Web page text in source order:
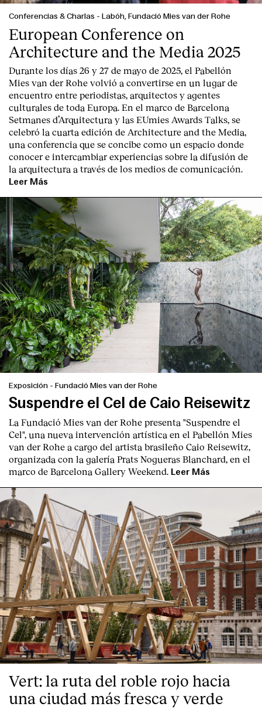
Conferencias & Charlas - Labóh, Fundació Mies van der Rohe
European Conference on
Architecture and the Media 2025
Durante los días 26 y 27 de mayo de 2025, el Pabellón
Mies van der Rohe volvió a convertirse en un lugar de
encuentro entre periodistas, arquitectos y agentes
culturales de toda Europa. En el marco de Barcelona
Setmanes d’Arquitectura y las EUmies Awards Talks, se
celebró la cuarta edición de Architecture and the Media,
una conferencia que se concibe como un espacio donde
conocer e intercambiar experiencias sobre la difusión de
la arquitectura a través de los medios de comunicación.
Leer Más
Exposición - Fundació Mies van der Rohe
Suspendre el Cel de Caio Reisewitz
La Fundació Mies van der Rohe presenta "Suspendre el
Cel", una nueva intervención artística en el Pabellón Mies
van der Rohe a cargo del artista brasileño Caio Reisewitz,
organizada con la galería Prats Nogueras Blanchard, en el
marco de Barcelona Gallery Weekend. Leer Más
Vert: la ruta del roble rojo hacia
una ciudad más fresca y verde